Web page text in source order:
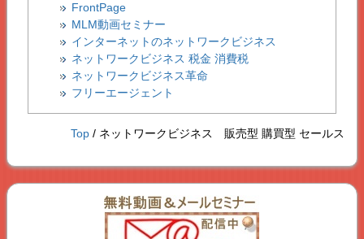
FrontPage
MLM動画セミナー
インターネットのネットワークビジネス
ネットワークビジネス 税金 消費税
ネットワークビジネス革命
フリーエージェント
Top / ネットワークビジネス 販売型 購買型 セールス